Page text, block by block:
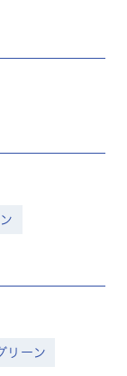
リーン